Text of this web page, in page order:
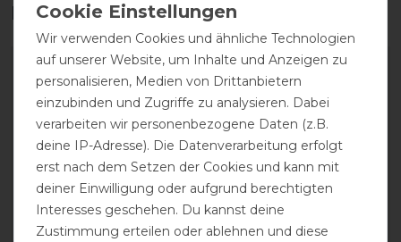
Das perfekte Zubehör für dich
-25%
Wir verwenden Cookies und ähnliche Technologien
auf unserer Website, um Inhalte und Anzeigen zu
personalisieren, Medien von Drittanbietern
einzubinden und Zugriffe zu analysieren. Dabei
verarbeiten wir personenbezogene Daten (z.B.
deine IP-Adresse). Die Datenverarbeitung erfolgt
erst nach dem Setzen der Cookies und kann mit
deiner Einwilligung oder aufgrund berechtigten
Interesses geschehen. Du kannst deine
Zustimmung erteilen oder ablehnen und diese